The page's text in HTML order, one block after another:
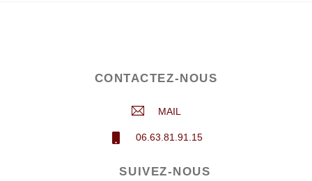
CONTACTEZ-NOUS
MAIL
06.63.81.91.15
SUIVEZ-NOUS